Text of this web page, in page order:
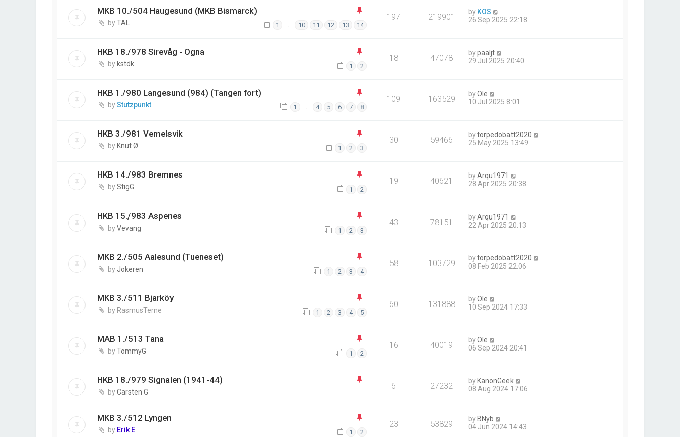
MKB 10./504 Haugesund (MKB Bismarck)
byTAL 1 10 11 12 13 14
197 219901 by KOS
26 Sep 2025 22:18
HKB 18./978 Sirevåg - Ogna
by kstdk 1 2
18 47078 bypaaljt
29 Jul 2025 20:40
HKB 1./980 Langesund (984) (Tangen fort)
byStutzpunkt 1 … 4 5 6 7 8
109 163529 byOle
10 Jul 2025 8:01
HKB 3./981 Vemelsvik
by Knut Ø. 1 2 3
30 59466 bytorpedobatt2020
25 May 2025 13:49
HKB 14./983 Bremnes
byStigG 1 2
19 40621 byArqu1971
28 Apr 2025 20:38
HKB 15./983 Aspenes
byVevang 1 2 3
43 78151 byArqu1971
22 Apr 2025 20:13
MKB 2./505 Aalesund (Tueneset)
by Jokeren 1 2 3 4
58 103729 bytorpedobatt2020
08 Feb 2025 22:06
MKB 3./511 Bjarköy
by RasmusTerne 1 2 3 4 5
60 131888 byOle
10 Sep 2024 17:33
MAB 1./513 Tana
byTommyG 1 2
16 40019 byOle
06 Sep 2024 20:41
HKB 18./979 Signalen (1941-44)
byCarsten G
6 27232 by KanonGeek
08 Aug 2024 17:06
MKB 3./512 Lyngen
by Erik E 1 2
23 53829 by BNyb
04 Jun 2024 14:43